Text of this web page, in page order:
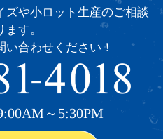
ズや小ロット生産のご相談
ます。
い合わせください！
～5:30PM